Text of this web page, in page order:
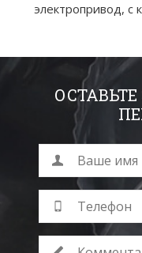
электропривод, с